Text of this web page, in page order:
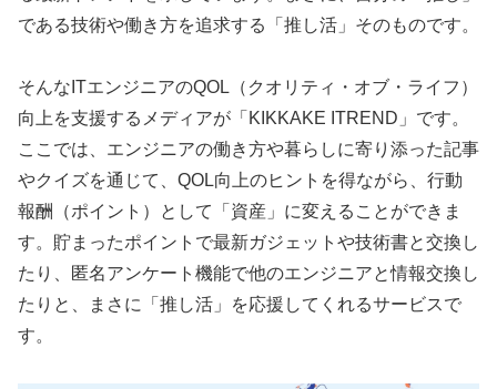
である技術や働き方を追求する「推し活」そのものです。
そんなITエンジニアのQOL（クオリティ・オブ・ライフ）
向上を支援するメディアが「KIKKAKE ITREND」です。
ここでは、エンジニアの働き方や暮らしに寄り添った記事
やクイズを通じて、QOL向上のヒントを得ながら、行動
報酬（ポイント）として「資産」に変えることができま
す。貯まったポイントで最新ガジェットや技術書と交換し
たり、匿名アンケート機能で他のエンジニアと情報交換し
たりと、まさに「推し活」を応援してくれるサービスで
す。